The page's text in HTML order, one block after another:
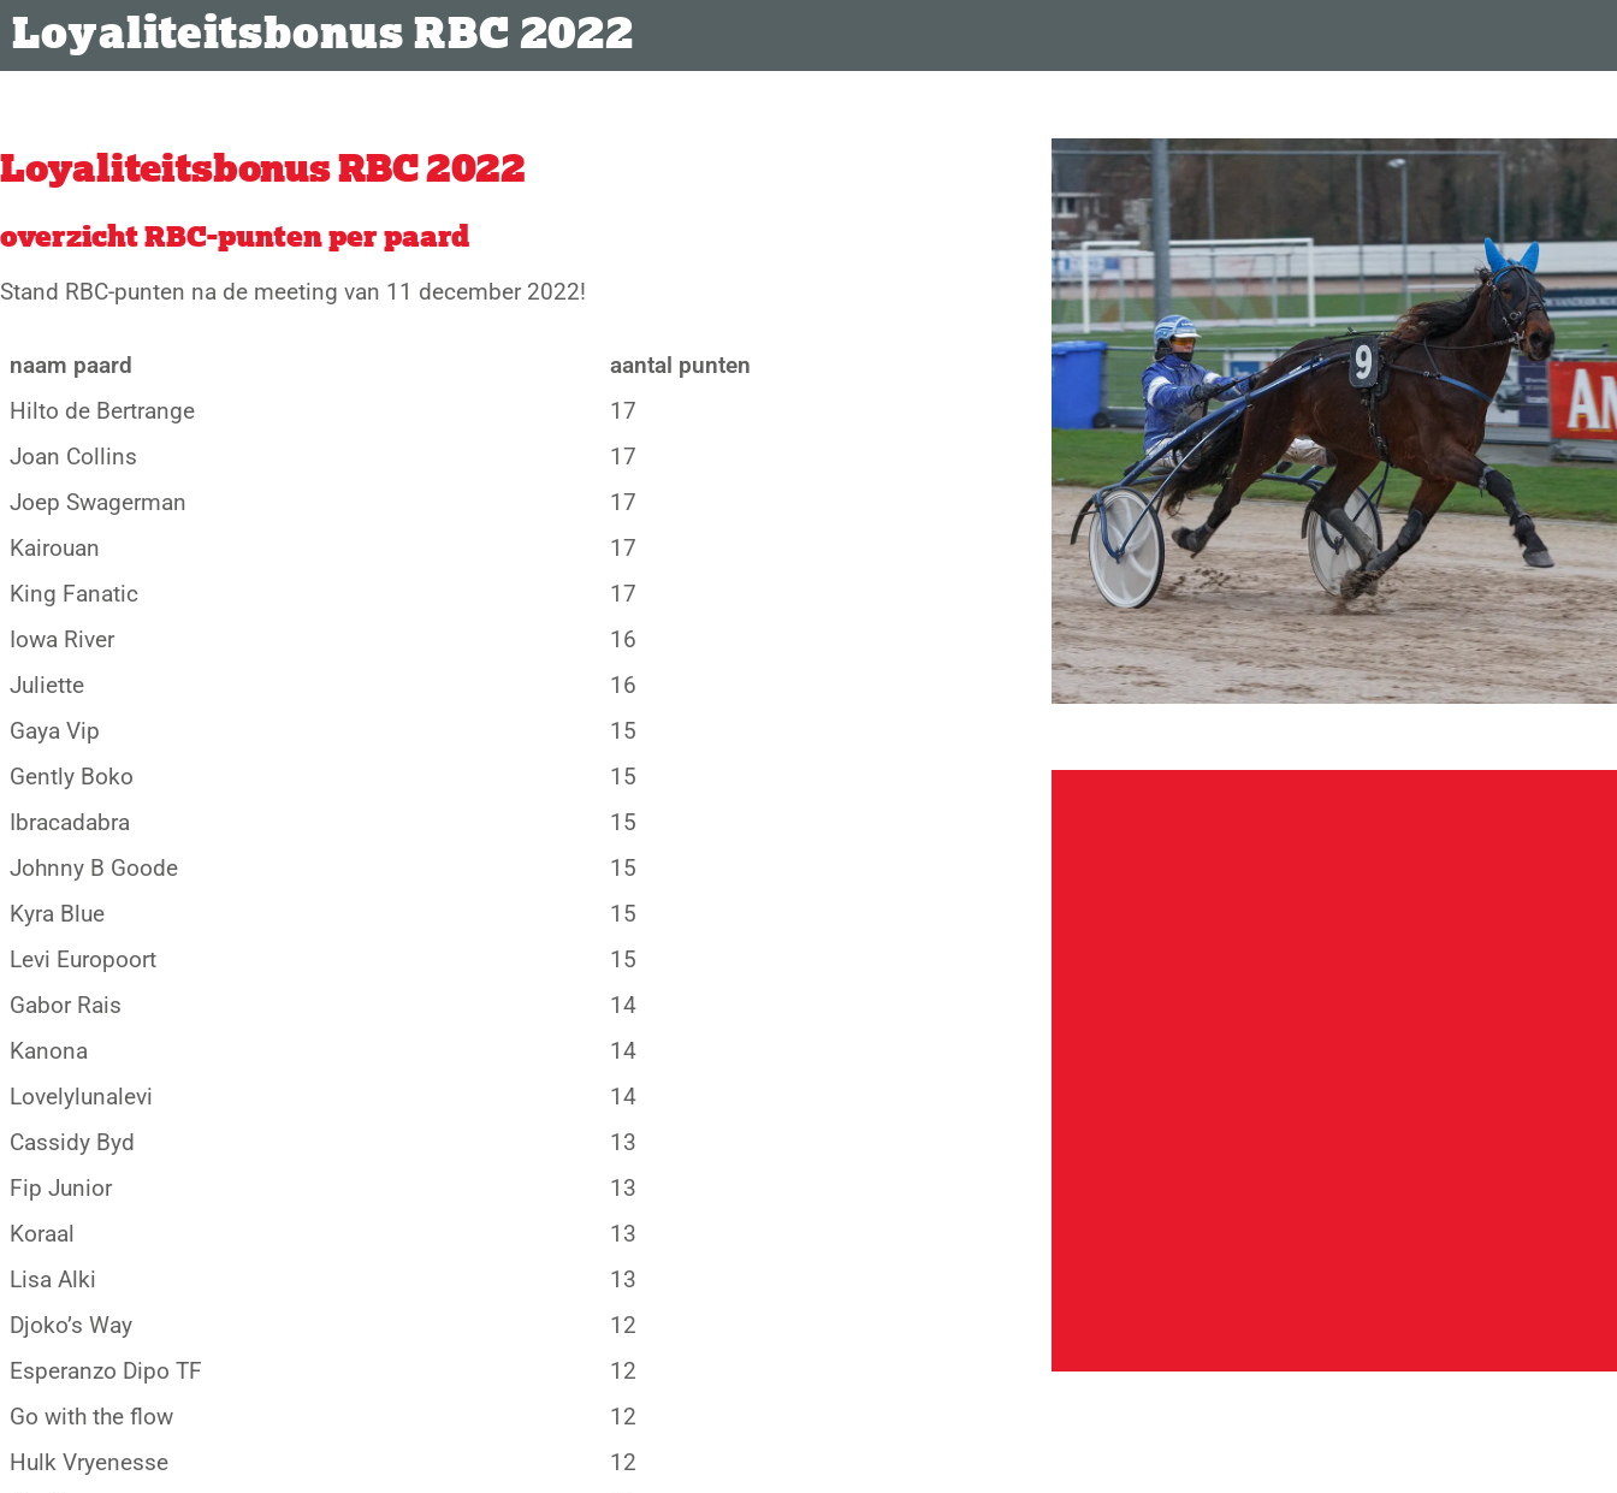
Loyaliteitsbonus RBC 2022
Loyaliteitsbonus RBC 2022
overzicht RBC-punten per paard
Stand RBC-punten na de meeting van 11 december 2022!
naam paard
aantal punten
Hilto de Bertrange
17
Joan Collins
17
Joep Swagerman
17
Kairouan
17
King Fanatic
17
Iowa River
16
Juliette
16
Gaya Vip
15
Gently Boko
15
Ibracadabra
15
Johnny B Goode
15
Kyra Blue
15
Levi Europoort
15
Gabor Rais
14
Kanona
14
Lovelylunalevi
14
Cassidy Byd
13
Fip Junior
13
Koraal
13
Lisa Alki
13
Djoko’s Way
12
Esperanzo Dipo TF
12
Go with the flow
12
Hulk Vryenesse
12